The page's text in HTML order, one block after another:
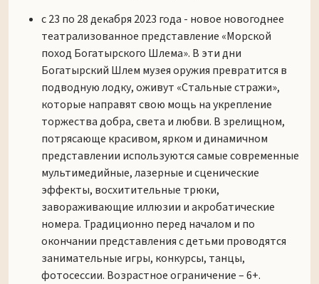
с 23 по 28 декабря 2023 года - новое новогоднее
театрализованное представление «Морской
поход Богатырского Шлема». В эти дни
Богатырский Шлем музея оружия превратится в
подводную лодку, оживут «Стальные стражи»,
которые направят свою мощь на укрепление
торжества добра, света и любви. В зрелищном,
потрясающе красивом, ярком и динамичном
представлении используются самые современные
мультимедийные, лазерные и сценические
эффекты, восхитительные трюки,
завораживающие иллюзии и акробатические
номера. Традиционно перед началом и по
окончании представления с детьми проводятся
занимательные игры, конкурсы, танцы,
фотосессии. Возрастное ограничение – 6+.